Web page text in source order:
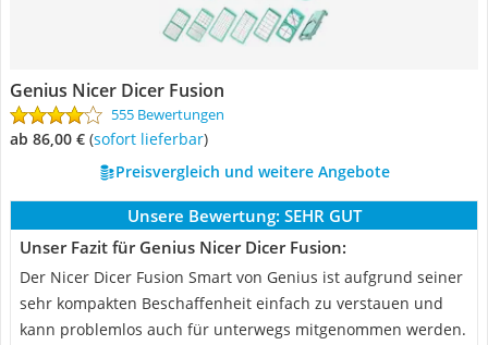
Genius Nicer Dicer Fusion
555 Bewertungen
ab 86,00 € ( Sofort lieferbar)
Preisvergleich und weitere Angebote
Unsere Bewertung: SEHR GUT
Unser Fazit für Genius Nicer Dicer Fusion:
Der Nicer Dicer Fusion Smart von Genius ist aufgrund seiner
sehr kompakten Beschaffenheit einfach zu verstauen und
kann problemlos auch für unterwegs mitgenommen werden.